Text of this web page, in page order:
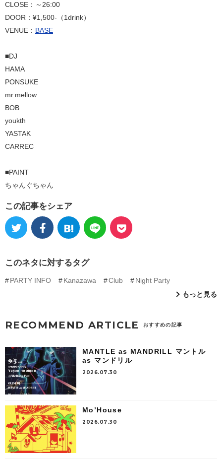
CLOSE：～26:00
DOOR：¥1,500-（1drink）
VENUE： BASE
■DJ
HAMA
PONSUKE
mr.mellow
BOB
youkth
YASTAK
CARREC
■PAINT
ちゃんぐちゃん
この記事をシェア
このネタに対するタグ
PARTY INFO Kanazawa Club
Night Party
もっと見る
RECOMMEND ARTICLE おすすめの記事
MANTLE as MANDRILL マントル
as マンドリル
2026.07.30
Mo’House
2026.07.30